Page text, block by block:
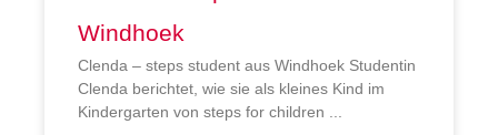
Windhoek
Clenda – steps student aus Windhoek Studentin
Clenda berichtet, wie sie als kleines Kind im
Kindergarten von steps for children